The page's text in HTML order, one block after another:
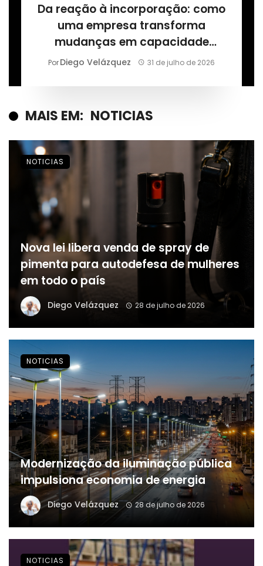
Da reação à incorporação: como
uma empresa transforma
mudanças em capacidade
permanente, segundo Márcio
PorDiego Velázquez 31 de julho de 2026
MAIS EM: NOTICIAS
Nova lei libera venda de spray de
pimenta para autodefesa de mulheres
em todo o país
Diego Velázquez 28 de julho de 2026
NOTICIAS
Modernização da iluminação pública
impulsiona economia de energia
Diego Velázquez 28 de julho de 2026
NOTICIAS
NOTICIAS